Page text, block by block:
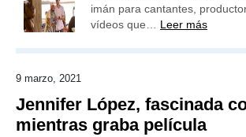
imán para cantantes,
vídeos que… Leer más
9 marzo, 2021
Jennifer López, fascinada
mientras graba película